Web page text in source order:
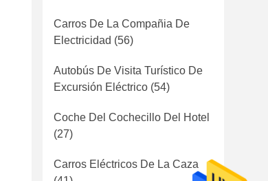
Carros De La Compañia De
Electricidad (56)
Autobús De Visita Turístico De
Excursión Eléctrico (54)
Coche Del Cochecillo Del Hotel
(27)
Carros Eléctricos De La Caza